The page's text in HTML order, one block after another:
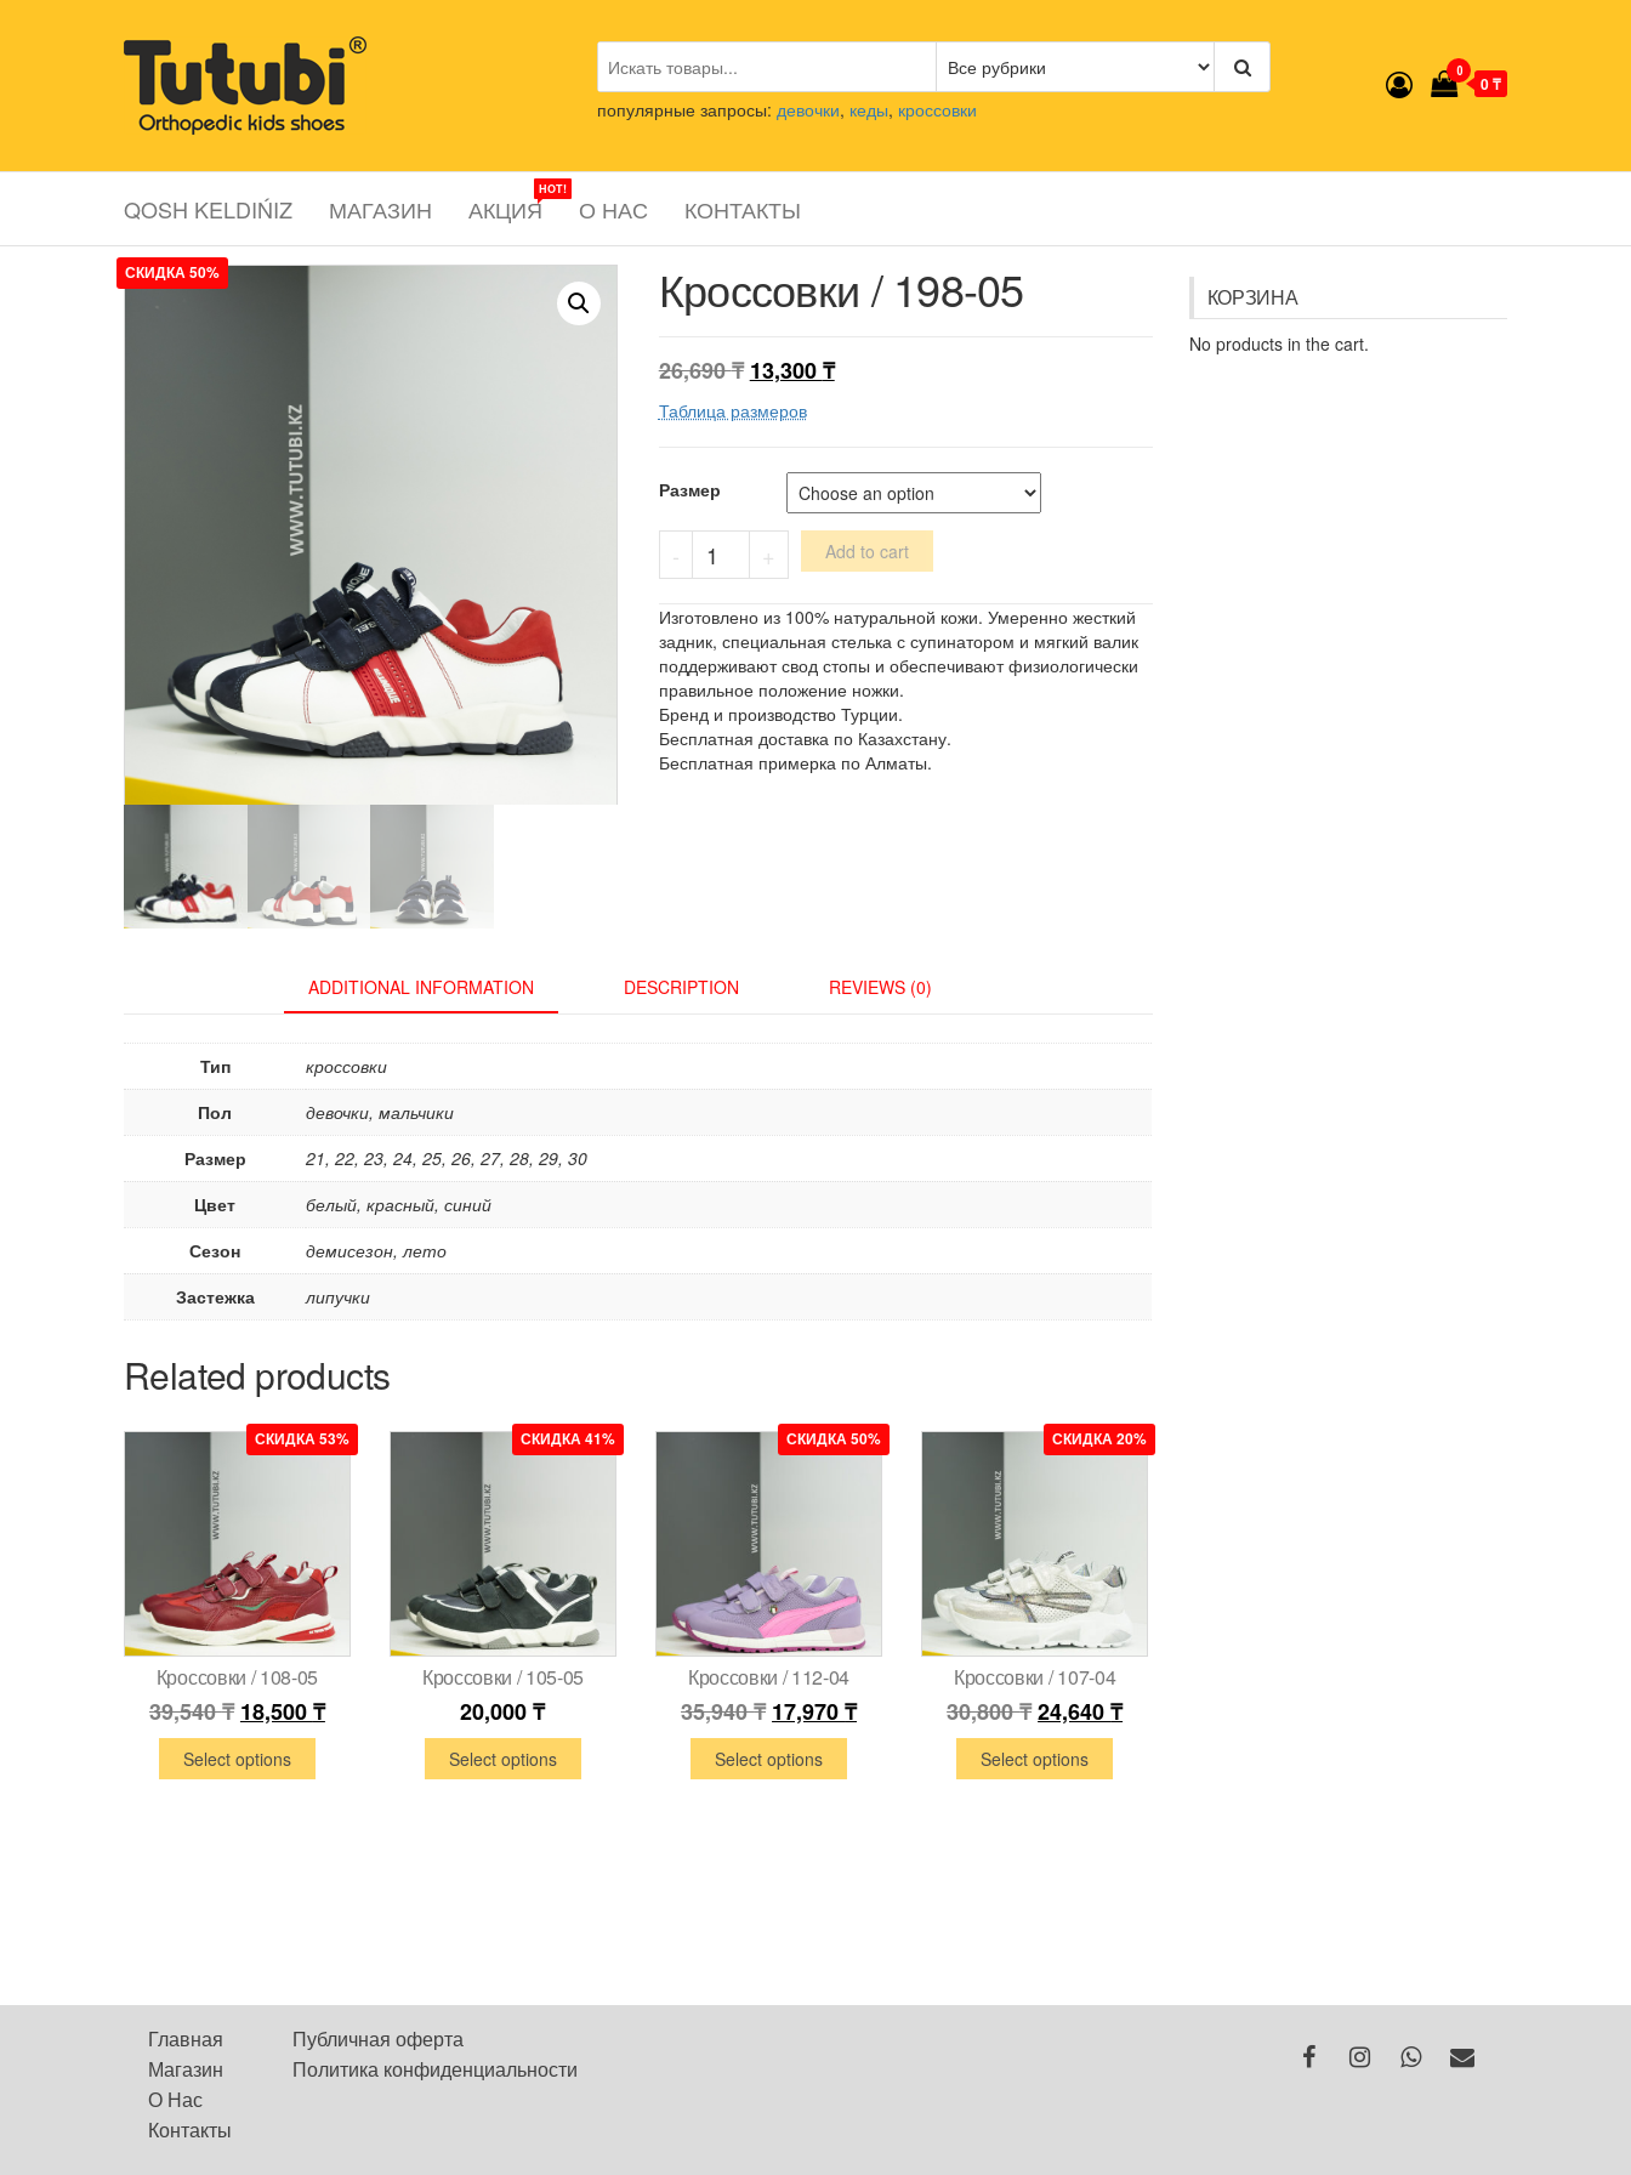
популярные запросы: девочки, кеды, кроссовки
0
0 ₸
QOSH KELDIŃIZ МАГАЗИН АКЦИЯ
HOT!
О НАС КОНТАКТЫ
СКИДКА 50% Кроссовки / 198-05
26,690₸ 13,300₸
Таблица размеров
Размер
-
05
quantity
+ Add to cart
Изготовлено из 100% натуральной кожи. Умеренно жесткий
задник, специальная стелька с супинатором и мягкий валик
поддерживают свод стопы и обеспечивают физиологически
правильное положение ножки.
Бренд и производство Турции.
Бесплатная доставка по Казахстану.
Бесплатная примерка по Алматы.
ADDITIONAL INFORMATION DESCRIPTION REVIEWS (0)
Тип
кроссовки
Пол
девочки, мальчики
Размер
21, 22, 23, 24, 25, 26, 27, 28, 29, 30
Цвет
белый, красный, синий
Сезон
демисезон, лето
Застежка
липучки
Related products
СКИДКА 53%
Кроссовки / 108-05
39,540₸ 18,500₸
Select options
СКИДКА 41%
Кроссовки / 105-05
20,000₸
Select options
СКИДКА 50%
Кроссовки / 112-04
35,940₸ 17,970₸
Select options
СКИДКА 20%
Кроссовки / 107-04
30,800₸24,640₸
Select options
КОРЗИНА
No products in the cart.
Главная
Магазин
О Нас
Контакты
Публичная оферта
Политика конфиденциальности